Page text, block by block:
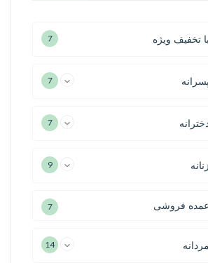
تخفیف ویژه 7
7
7
9
عمده فروشی 7
14